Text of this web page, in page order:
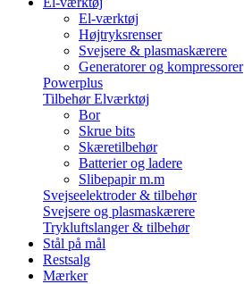
El-værktøj
Højtryksrenser
Svejsere & plasmaskærere
Generatorer og kompressorer
Powerplus
Tilbehør Elværktøj
Bor
Skrue bits
Skæretilbehør
Batterier og ladere
Slibepapir m.m
Svejseelektroder & tilbehør
Svejsere og plasmaskærere
Trykluftslanger & tilbehør
Stål på mål
Restsalg
Mærker